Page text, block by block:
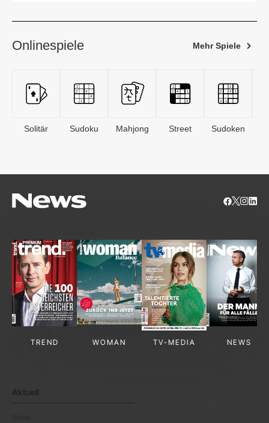
Onlinespiele Mehr Spiele
Solitär Sudoku Mahjong Street Sudoken
TREND WOMAN TV-MEDIA NEWS